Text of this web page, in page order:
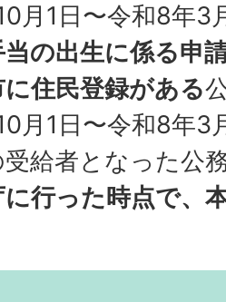
月1日〜令和8年3
当の出生に係る申
住民登録がある
月1日〜令和8年3
給者となった公
に行った時点で、